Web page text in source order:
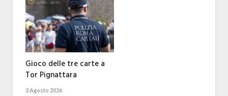
Gioco delle tre carte a
Tor Pignattara
3 Agosto 2026